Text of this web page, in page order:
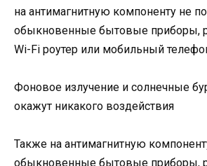
на антимагнитную компоненту не
обыкновенные бытовые приборы,
Wi-Fi роутер или мобильный
Фоновое излучение и солнечные
окажут никакого воздействия
Также на антимагнитную
обыкновенные бытовые приборы,